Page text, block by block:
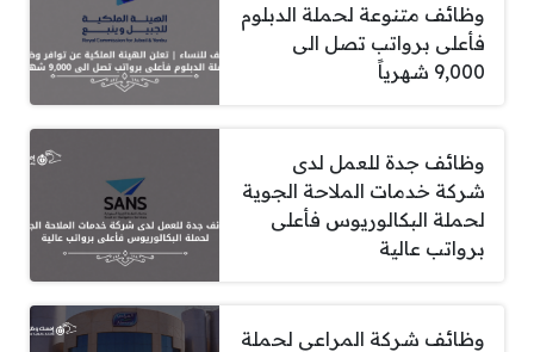
وظائف متنوعة لحملة الدبلوم
فأعلى برواتب تصل الى
9,000 شهرياً
وظائف جدة للعمل لدى
شركة خدمات الملاحة الجوية
لحملة البكالوريوس فأعلى
برواتب عالية
وظائف شركة المراعي لحملة